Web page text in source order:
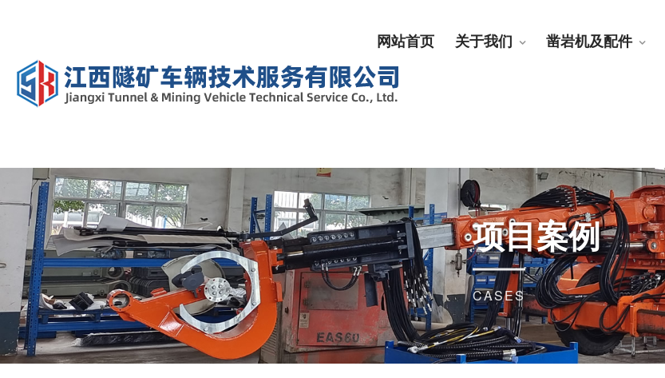
网站首页 关于我们 凿岩机及配件
项目案例
CASES